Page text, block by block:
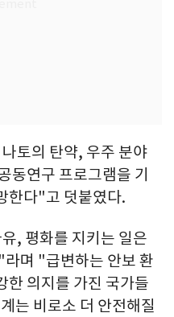
토의 탄약, 우주 분야
동연구 프로그램을 기
한다"고 덧붙였다.
, 평화를 지키는 일은
며 "급변하는 안보 환
한 의지를 가진 국가들
는 비로소 더 안전해질